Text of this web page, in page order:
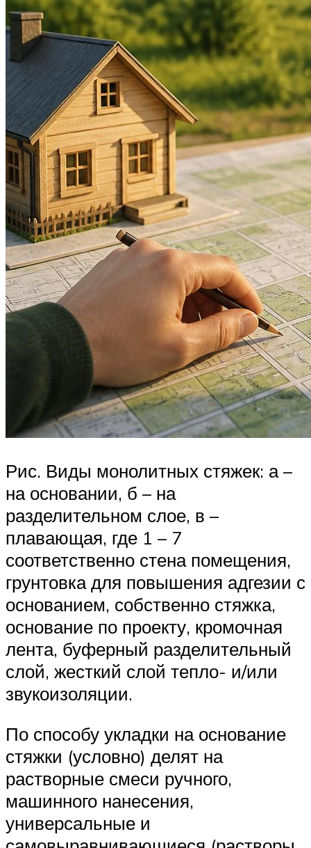
Рис. Виды монолитных стяжек: а –
на основании, б – на
разделительном слое, в –
плавающая, где 1 – 7
соответственно стена помещения,
грунтовка для повышения адгезии с
основанием, собственно стяжка,
основание по проекту, кромочная
лента, буферный разделительный
слой, жесткий слой тепло- и/или
звукоизоляции.
По способу укладки на основание
стяжки (условно) делят на
растворные смеси ручного,
машинного нанесения,
универсальные и